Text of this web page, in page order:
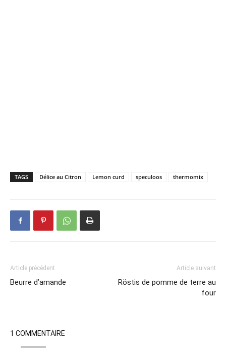
TAGS Délice au Citron Lemon curd speculoos thermomix
Article précédent
Beurre d’amande
Article suivant
Röstis de pomme de terre au
four
1 COMMENTAIRE